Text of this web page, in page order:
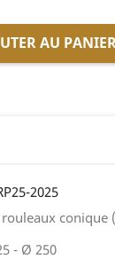
AU
2025
conique
- Ø 250